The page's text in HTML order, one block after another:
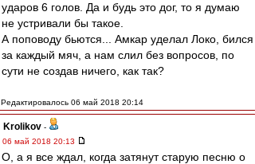
ударов 6 голов. Да и будь это дог, то я думаю
не устривали бы такое.
А поповоду бьются... Амкар уделал Локо, бился
за каждый мяч, а нам слил без вопросов, по
сути не создав ничего, как так?
Редактировалось 06 май 2018 20:14
Krolikov -
06 май 2018 20:13
О, а я все ждал, когда затянут старую песню о